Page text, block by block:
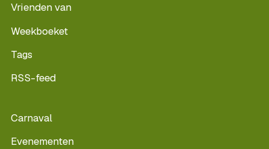
Vrienden van
Weekboeket
Tags
RSS-feed
Carnaval
Evenementen